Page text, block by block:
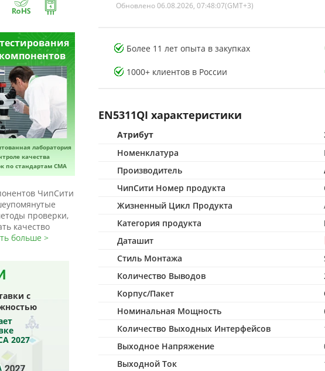
лаборатория
качества
CMA
Лаборатория тестирования
электронных компонентов
15+ лет опыта в контроле качества
Защита от подделок по стандартам CMA
Лаборатория
электронных
15+ лет опыта в контроле
Защита от подделок по
ЧипСити
проверки,
качество
больше >
с
2027
Обновлено 06.08.2026, 07:48:07(GMT+3)
Более 11 лет опыта в закупках
1000+ клиентов в России
EN5311QI характеристики
Атрибут
Номенклатура
Производитель
ЧипСити Номер продукта
Жизненный Цикл Продукта
Категория продукта
Даташит
Стиль Монтажа
Количество Выводов
Корпус/Пакет
Номинальная Мощность
Количество Выходных Интерфейсов
Выходное Напряжение
Выходной Ток